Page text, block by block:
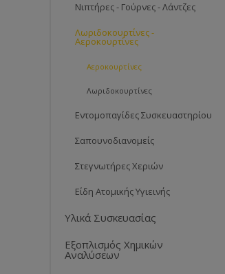
Νιπτήρες - Γούρνες - Λάντζες
Λωριδοκουρτίνες -
Αεροκουρτίνες
Αεροκουρτίνες
Λωριδοκουρτίνες
Εντομοπαγίδες Συσκευαστηρίου
Σαπουνοδιανομείς
Στεγνωτήρες Χεριών
Είδη Ατομικής Υγιεινής
Υλικά Συσκευασίας
Εξοπλισμός Χημικών
Αναλύσεων